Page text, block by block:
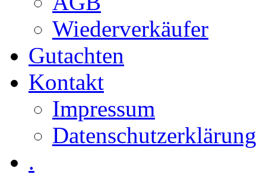
Wiederverkäufer
Gutachten
Kontakt
Impressum
Datenschutzerklärung
.